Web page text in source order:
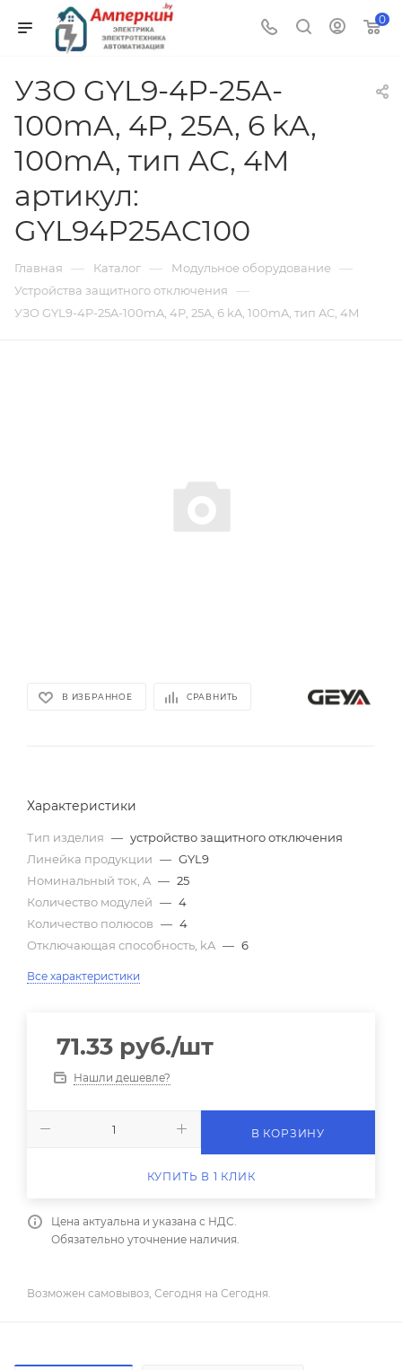
0
УЗО GYL9-4P-25A-
100mA, 4P, 25A, 6 kA,
100mA, тип AC, 4M
артикул:
GYL94P25AC100
Главная — Каталог — Модульное оборудование —
Устройства защитного отключения —
УЗО GYL9-4P-25A-100mA, 4P, 25A, 6 kA, 100mA, тип AC, 4M
В ИЗБРАННОЕ СРАВНИТЬ
Характеристики
Тип изделия — устройство защитного отключения
Линейка продукции — GYL9
Номинальный ток, A — 25
Количество модулей — 4
Количество полюсов — 4
Отключающая способность, kA — 6
Все характеристики
71.33 руб./шт
Нашли дешевле?
В КОРЗИНУ
КУПИТЬ В 1 КЛИК
Цена актуальна и указана с НДС.
Обязательно уточнение наличия.
Возможен самовывоз, Сегодня на Сегодня.